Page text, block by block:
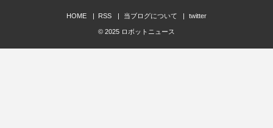
HOME RSS 当ブログについて twitter
© 2025 ロボットニュース